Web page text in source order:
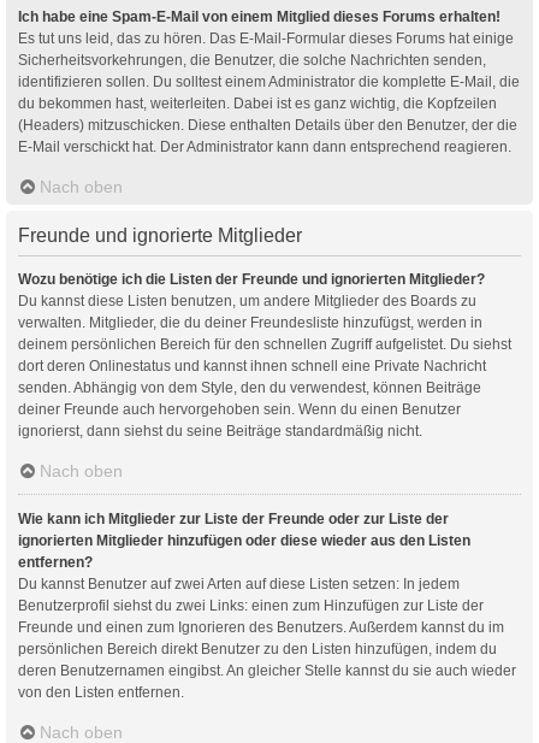
Ich habe eine Spam-E-Mail von einem Mitglied dieses Forums erhalten!
Es tut uns leid, das zu hören. Das E-Mail-Formular dieses Forums hat einige
Sicherheitsvorkehrungen, die Benutzer, die solche Nachrichten senden,
identifizieren sollen. Du solltest einem Administrator die komplette E-Mail, die
du bekommen hast, weiterleiten. Dabei ist es ganz wichtig, die Kopfzeilen
(Headers) mitzuschicken. Diese enthalten Details über den Benutzer, der die
E-Mail verschickt hat. Der Administrator kann dann entsprechend reagieren.
Nach oben
Freunde und ignorierte Mitglieder
Wozu benötige ich die Listen der Freunde und ignorierten Mitglieder?
Du kannst diese Listen benutzen, um andere Mitglieder des Boards zu
verwalten. Mitglieder, die du deiner Freundesliste hinzufügst, werden in
deinem persönlichen Bereich für den schnellen Zugriff aufgelistet. Du siehst
dort deren Onlinestatus und kannst ihnen schnell eine Private Nachricht
senden. Abhängig von dem Style, den du verwendest, können Beiträge
deiner Freunde auch hervorgehoben sein. Wenn du einen Benutzer
ignorierst, dann siehst du seine Beiträge standardmäßig nicht.
Nach oben
Wie kann ich Mitglieder zur Liste der Freunde oder zur Liste der
ignorierten Mitglieder hinzufügen oder diese wieder aus den Listen
entfernen?
Du kannst Benutzer auf zwei Arten auf diese Listen setzen: In jedem
Benutzerprofil siehst du zwei Links: einen zum Hinzufügen zur Liste der
Freunde und einen zum Ignorieren des Benutzers. Außerdem kannst du im
persönlichen Bereich direkt Benutzer zu den Listen hinzufügen, indem du
deren Benutzernamen eingibst. An gleicher Stelle kannst du sie auch wieder
von den Listen entfernen.
Nach oben